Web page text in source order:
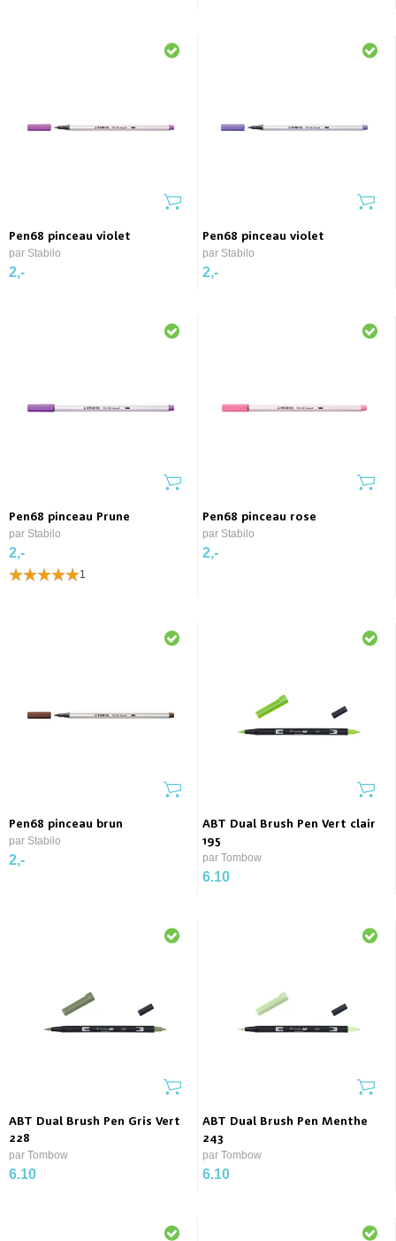
Pen68 pinceau violet
par Stabilo
2,-
Pen68 pinceau violet
par Stabilo
2,-
Pen68 pinceau Prune
par Stabilo
2,-
1
Pen68 pinceau rose
par Stabilo
2,-
Pen68 pinceau brun
par Stabilo
2,-
ABT Dual Brush Pen Vert clair
195
par Tombow
6.10
ABT Dual Brush Pen Gris Vert
228
par Tombow
6.10
ABT Dual Brush Pen Menthe
243
par Tombow
6.10